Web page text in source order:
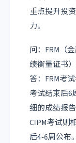
重点提升投
力。
问：FRM（
绩衡量证书
答：FRM考
考试结束后6
细的成绩报
CIPM考试则
后4-6周公布